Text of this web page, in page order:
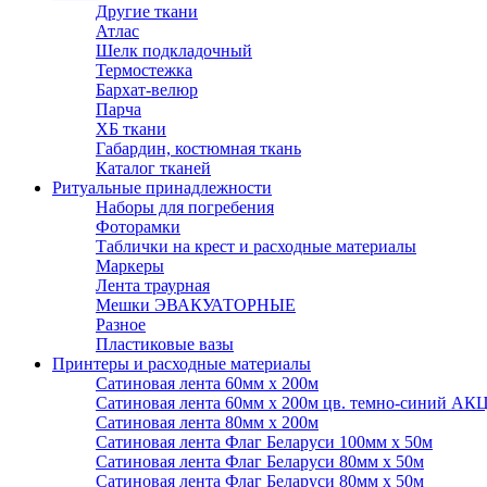
Другие ткани
Атлас
Шелк подкладочный
Термостежка
Бархат-велюр
Парча
ХБ ткани
Габардин, костюмная ткань
Каталог тканей
Ритуальные принадлежности
Наборы для погребения
Фоторамки
Таблички на крест и расходные материалы
Маркеры
Лента траурная
Мешки ЭВАКУАТОРНЫЕ
Разное
Пластиковые вазы
Принтеры и расходные материалы
Сатиновая лента 60мм х 200м
Сатиновая лента 60мм х 200м цв. темно-синий
Сатиновая лента 80мм х 200м
Сатиновая лента Флаг Беларуси 100мм х 50м
Сатиновая лента Флаг Беларуси 80мм х 50м
Сатиновая лента Флаг Беларуси 80мм х 50м